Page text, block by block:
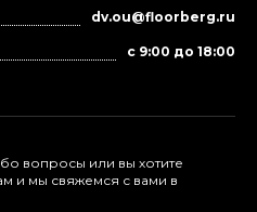
dv.ou@floorberg.ru
с 9:00 до 18:00
вопросы или вы хотите
и мы свяжемся с вами в